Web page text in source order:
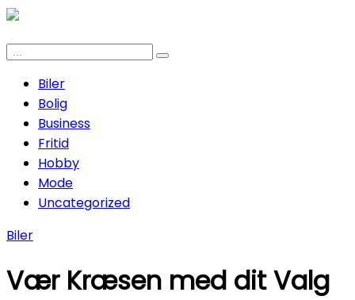
Biler
Bolig
Business
Fritid
Hobby
Mode
Uncategorized
Biler
Vær Kræsen med dit Valg